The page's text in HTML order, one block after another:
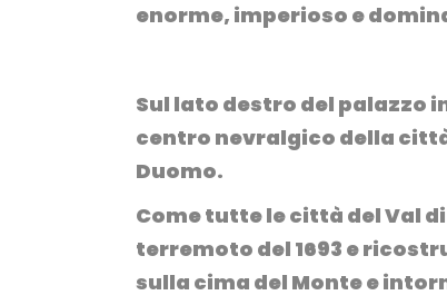
enorme, imperioso e
Sul lato destro del palazzo
centro nevralgico della
Duomo.
Come tutte le città del Val
terremoto del 1693 e
sulla cima del Monte e